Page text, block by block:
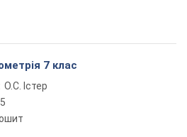
7 клас
О.С. Істер